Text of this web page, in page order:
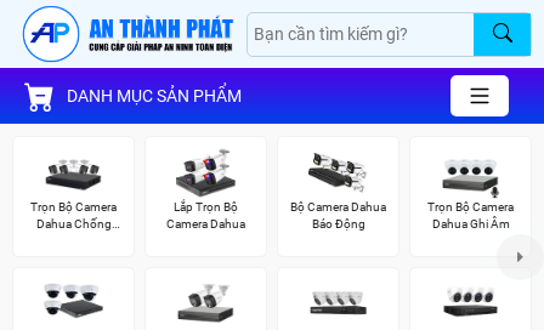
DANH MỤC SẢN PHẨM
Trọn Bộ Camera
Dahua Chống
Lắp Trọn Bộ
Camera Dahua
Bộ Camera Dahua
Báo Động
Trọn Bộ Camera
Dahua Ghi Âm